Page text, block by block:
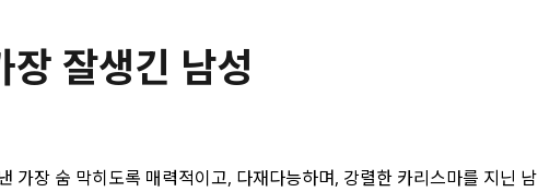
잘생긴 남성
가장 숨 막히도록 매력적이고, 다재다능하며, 강렬한 카리스마를 지닌 남